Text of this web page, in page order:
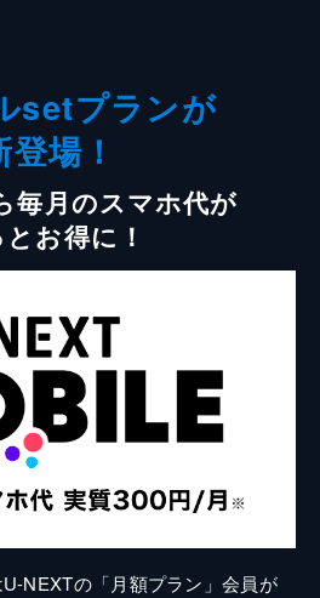
setプランが
登場！
毎月のスマホ代が
お得に！
U-NEXTの「月額プラン」会員が